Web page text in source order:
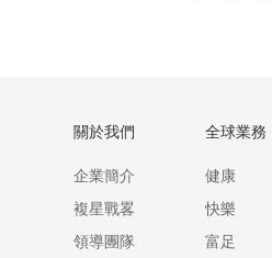
關於我們
企業簡介
複星戰畧
領導團隊
全球業務
健康
快樂
富足